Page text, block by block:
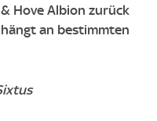
Hove Albion zurück
an bestimmten